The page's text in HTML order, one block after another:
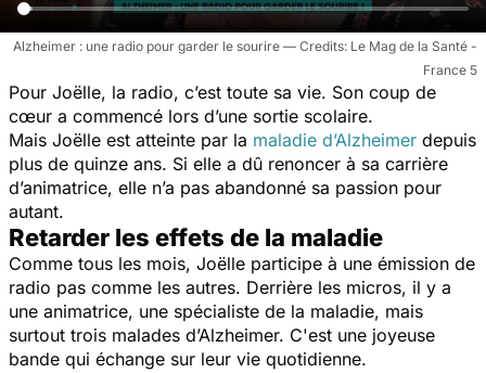
Alzheimer : une radio pour garder le sourire
Le Mag de la Santé -
France 5
Pour Joëlle, la radio, c’est toute sa vie. Son coup de
cœur a commencé lors d’une sortie scolaire.
Mais Joëlle est atteinte par la maladie d’Alzheimer depuis
plus de quinze ans. Si elle a dû renoncer à sa carrière
d’animatrice, elle n’a pas abandonné sa passion pour
autant.
Retarder les effets de la maladie
Comme tous les mois, Joëlle participe à une émission de
radio pas comme les autres. Derrière les micros, il y a
une animatrice, une spécialiste de la maladie, mais
surtout trois malades d’Alzheimer. C'est une joyeuse
bande qui échange sur leur vie quotidienne.